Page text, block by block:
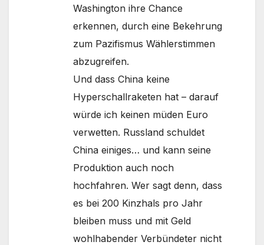
Washington ihre Chance
erkennen, durch eine Bekehrung
zum Pazifismus Wählerstimmen
abzugreifen.
Und dass China keine
Hyperschallraketen hat – darauf
würde ich keinen müden Euro
verwetten. Russland schuldet
China einiges… und kann seine
Produktion auch noch
hochfahren. Wer sagt denn, dass
es bei 200 Kinzhals pro Jahr
bleiben muss und mit Geld
wohlhabender Verbündeter nicht